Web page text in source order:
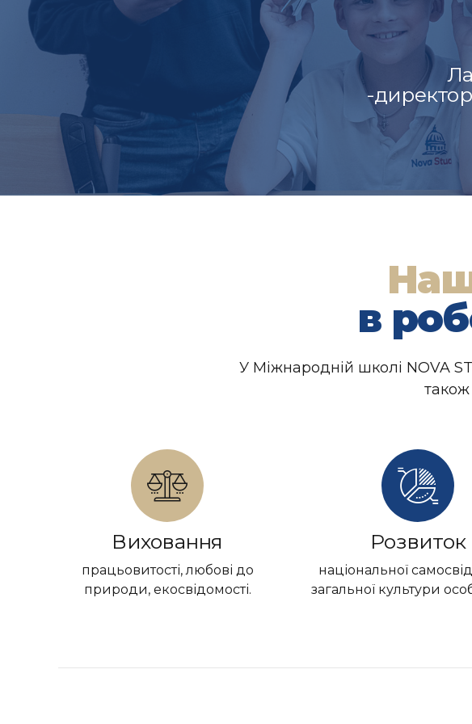
-
в
У Міжнародній школі NOVA
також
Виховання
працьовитості, любові до
природи, екосвідомості.
Розвиток
національної
загальної культури